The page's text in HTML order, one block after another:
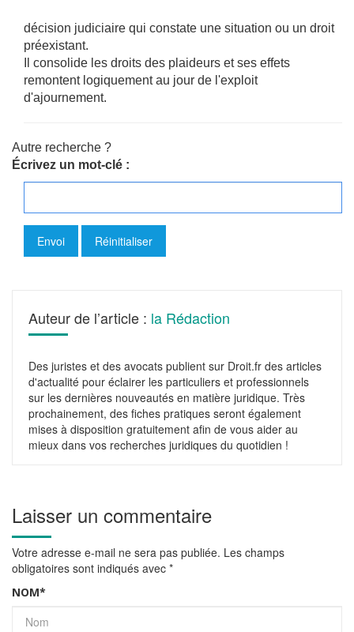
décision judiciaire qui constate une situation ou un droit
préexistant.
Il consolide les droits des plaideurs et ses effets
remontent logiquement au jour de l'exploit
d'ajournement.
Autre recherche ?
Écrivez un mot-clé :
Auteur de l’article : la Rédaction
Des juristes et des avocats publient sur Droit.fr des articles
d'actualité pour éclairer les particuliers et professionnels
sur les dernières nouveautés en matière juridique. Très
prochainement, des fiches pratiques seront également
mises à disposition gratuitement afin de vous aider au
mieux dans vos recherches juridiques du quotidien !
Laisser un commentaire
Votre adresse e-mail ne sera pas publiée. Les champs
obligatoires sont indiqués avec *
NOM*